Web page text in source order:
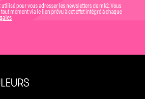
pour vous adresser les newsletters de mk2. Vous
moment via le lien prévu à cet effet intégré à chaque